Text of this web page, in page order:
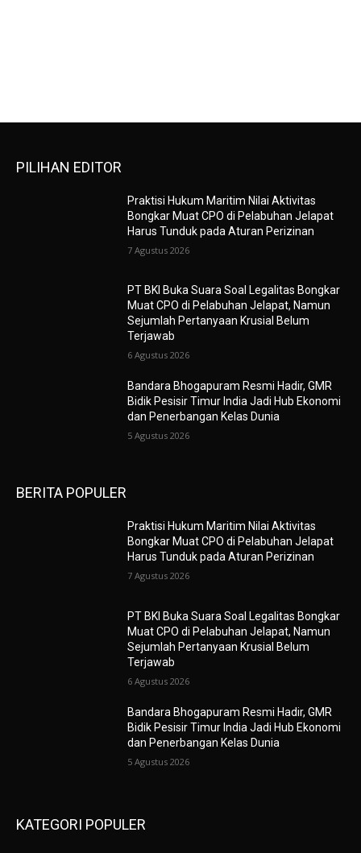
PILIHAN EDITOR
Praktisi Hukum Maritim Nilai Aktivitas
Bongkar Muat CPO di Pelabuhan Jelapat
Harus Tunduk pada Aturan Perizinan
7 Agustus 2026
PT BKI Buka Suara Soal Legalitas Bongkar
Muat CPO di Pelabuhan Jelapat, Namun
Sejumlah Pertanyaan Krusial Belum
Terjawab
6 Agustus 2026
Bandara Bhogapuram Resmi Hadir, GMR
Bidik Pesisir Timur India Jadi Hub Ekonomi
dan Penerbangan Kelas Dunia
5 Agustus 2026
BERITA POPULER
Praktisi Hukum Maritim Nilai Aktivitas
Bongkar Muat CPO di Pelabuhan Jelapat
Harus Tunduk pada Aturan Perizinan
7 Agustus 2026
PT BKI Buka Suara Soal Legalitas Bongkar
Muat CPO di Pelabuhan Jelapat, Namun
Sejumlah Pertanyaan Krusial Belum
Terjawab
6 Agustus 2026
Bandara Bhogapuram Resmi Hadir, GMR
Bidik Pesisir Timur India Jadi Hub Ekonomi
dan Penerbangan Kelas Dunia
5 Agustus 2026
KATEGORI POPULER